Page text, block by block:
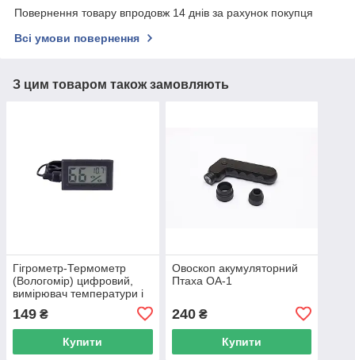
Повернення товару впродовж 14 днів за рахунок покупця
Всі умови повернення
З цим товаром також замовляють
Гігрометр-Термометр
(Вологомір) цифровий,
вимірювач температури і
149 ₴
Купити
Овоскоп акумуляторний
Птаха ОА-1
240₴
Купити